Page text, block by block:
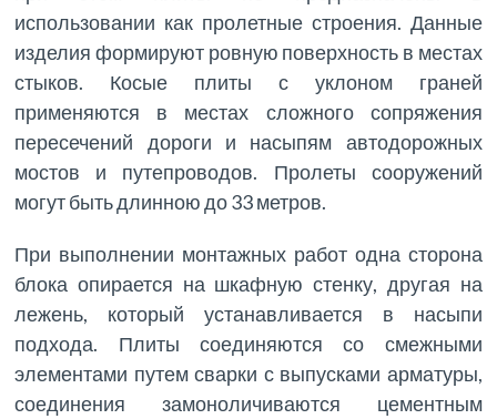
использовании как пролетные строения. Данные
изделия формируют ровную поверхность в местах
стыков. Косые плиты с уклоном граней
применяются в местах сложного сопряжения
пересечений дороги и насыпям автодорожных
мостов и путепроводов. Пролеты сооружений
могут быть длинною до 33 метров.
При выполнении монтажных работ одна сторона
блока опирается на шкафную стенку, другая на
лежень, который устанавливается в насыпи
подхода. Плиты соединяются со смежными
элементами путем сварки с выпусками арматуры,
соединения замоноличиваются цементным